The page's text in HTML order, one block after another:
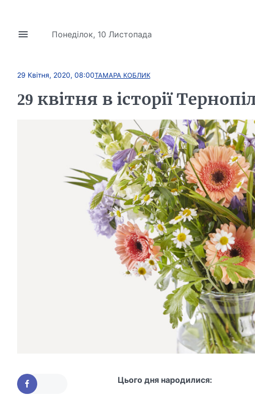
Понеділок, 10 Листопада
29 Квітня, 2020, 08:00ТАМАРА КОБЛИК
29 квітня в історії
Цього дня народилися: